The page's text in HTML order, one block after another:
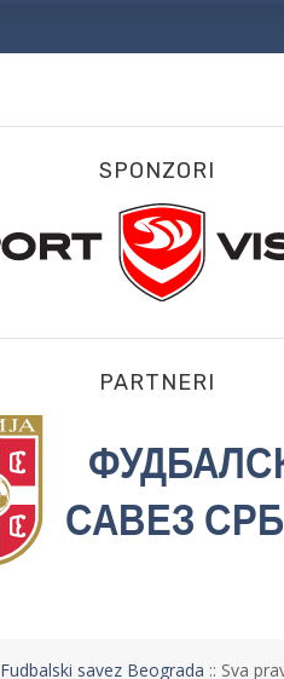
SPONZORI
PARTNERI
Fudbalski savez Beograda :: Sva